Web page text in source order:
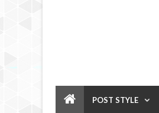
POST STYLE